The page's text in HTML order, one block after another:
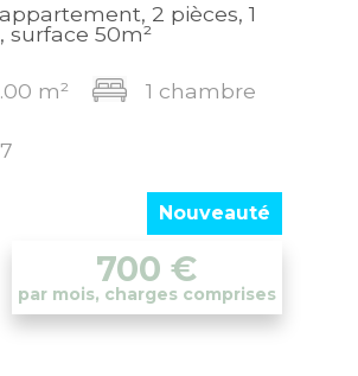
2 pièces, 1
surface 50m²
m² 1 chambre
700 €
par mois, charges comprises
Nouveauté